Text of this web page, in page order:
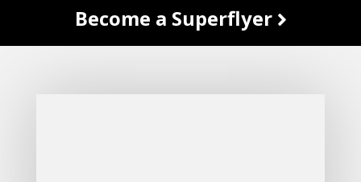
Become a Superflyer